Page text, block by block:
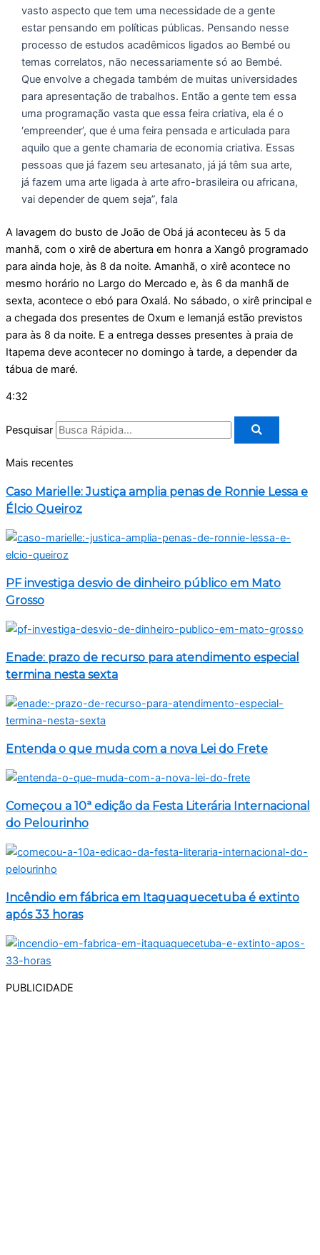
vasto aspecto que tem uma necessidade de a gente
estar pensando em políticas públicas. Pensando nesse
processo de estudos acadêmicos ligados ao Bembé ou
temas correlatos, não necessariamente só ao Bembé.
Que envolve a chegada também de muitas universidades
para apresentação de trabalhos. Então a gente tem essa
uma programação vasta que essa feira criativa, ela é o
‘empreender’, que é uma feira pensada e articulada para
aquilo que a gente chamaria de economia criativa. Essas
pessoas que já fazem seu artesanato, já já têm sua arte,
já fazem uma arte ligada à arte afro-brasileira ou africana,
vai depender de quem seja”, fala
A lavagem do busto de João de Obá já aconteceu às 5 da
manhã, com o xirê de abertura em honra a Xangô programado
para ainda hoje, às 8 da noite. Amanhã, o xirê acontece no
mesmo horário no Largo do Mercado e, às 6 da manhã de
sexta, acontece o ebó para Oxalá. No sábado, o xirê principal e
a chegada dos presentes de Oxum e Iemanjá estão previstos
para às 8 da noite. E a entrega desses presentes à praia de
Itapema deve acontecer no domingo à tarde, a depender da
tábua de maré.
4:32
Pesquisar
Mais recentes
Caso Marielle: Justiça amplia penas de Ronnie Lessa e
Élcio Queiroz
PF investiga desvio de dinheiro público em Mato
Grosso
Enade: prazo de recurso para atendimento especial
termina nesta sexta
Entenda o que muda com a nova Lei do Frete
Começou a 10ª edição da Festa Literária Internacional
do Pelourinho
Incêndio em fábrica em Itaquaquecetuba é extinto
após 33 horas
PUBLICIDADE